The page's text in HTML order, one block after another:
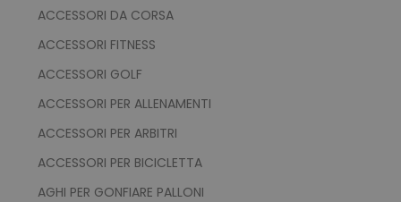
ACCESSORI DA CORSA
ACCESSORI FITNESS
ACCESSORI GOLF
ACCESSORI PER ALLENAMENTI
ACCESSORI PER ARBITRI
ACCESSORI PER BICICLETTA
AGHI PER GONFIARE PALLONI
Strettamente necessari
Targeting
Non classificati
I cookie strettamente necessari consentono le
l'accesso dell'utente e la gestione dell'account.
correttamente senza i cookie strettamente